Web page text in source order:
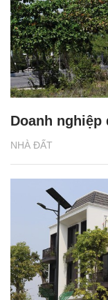
NHÀ ĐẤT
Doanh nghiệp